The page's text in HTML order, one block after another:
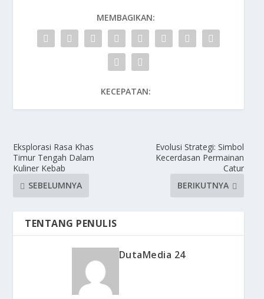
MEMBAGIKAN:
KECEPATAN:
Eksplorasi Rasa Khas
Timur Tengah Dalam
Kuliner Kebab
SEBELUMNYA
Evolusi Strategi: Simbol
Kecerdasan Permainan
Catur
BERIKUTNYA
TENTANG PENULIS
DutaMedia 24